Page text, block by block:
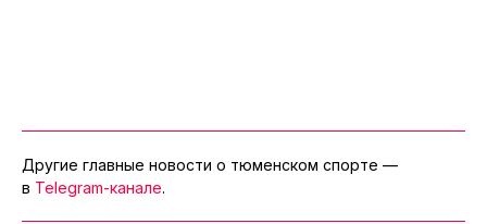
Другие главные новости о тюменском спорте —
в Telegram-канале.